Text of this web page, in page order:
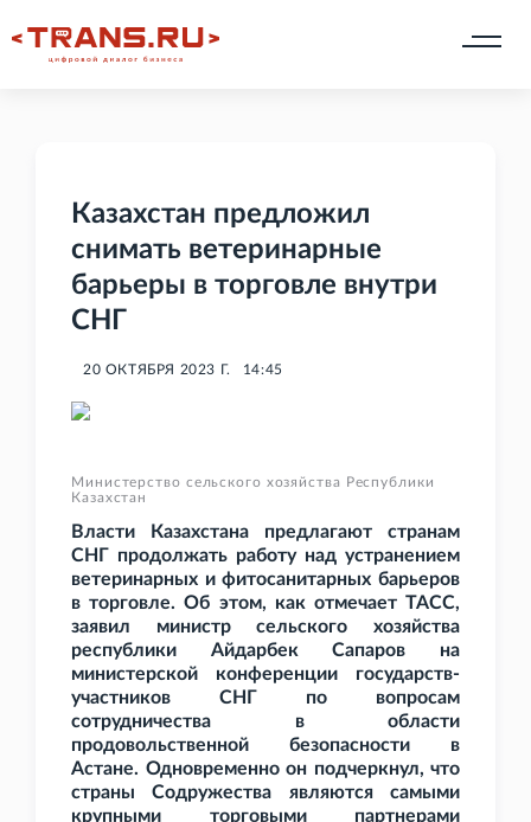
Казахстан предложил
снимать ветеринарные
барьеры в торговле внутри
СНГ
20 ОКТЯБРЯ 2023 Г. 14:45
Министерство сельского хозяйства Республики
Казахстан
Власти Казахстана предлагают странам
СНГ продолжать работу над устранением
ветеринарных и фитосанитарных барьеров
в торговле. Об этом, как отмечает ТАСС,
заявил министр сельского хозяйства
республики Айдарбек Сапаров на
министерской конференции государств-
участников СНГ по вопросам
сотрудничества в области
продовольственной безопасности в
Астане. Одновременно он подчеркнул, что
страны Содружества являются самыми
крупными торговыми партнерами